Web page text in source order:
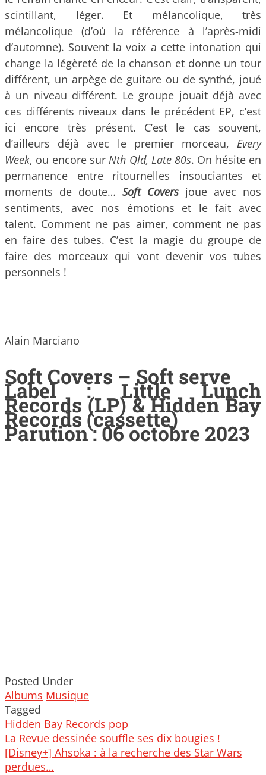
scintillant, léger. Et mélancolique, très
mélancolique (d’où la référence à l’après-midi
d’automne). Souvent la voix a cette intonation qui
change la légèreté de la chanson et donne un tour
différent, un arpège de guitare ou de synthé, joué
à un niveau différent. Le groupe jouait déjà avec
ces différents niveaux dans le précédent EP, c’est
ici encore très présent. C’est le cas souvent,
d’ailleurs déjà avec le premier morceau, Every
Week, ou encore surNth Qld, Late 80s. On hésite en
permanence entre ritournelles insouciantes et
moments de doute… Soft Covers joue avec nos
sentiments, avec nos émotions et le fait avec
talent. Comment ne pas aimer, comment ne pas
en faire des tubes. C’est la magie du groupe de
faire des morceaux qui vont devenir vos tubes
personnels !
Alain Marciano
Soft Covers – Soft serve
Label : Little Lunch
Records (LP) & Hidden Bay
Records (cassette)
Parution : 06 octobre 2023
Posted Under
Albums Musique
Tagged
Hidden Bay Records pop
Post
navigation
La Revue dessinée souffle ses dix bougies !
[Disney+] Ahsoka : à la recherche des Star Wars
perdues…